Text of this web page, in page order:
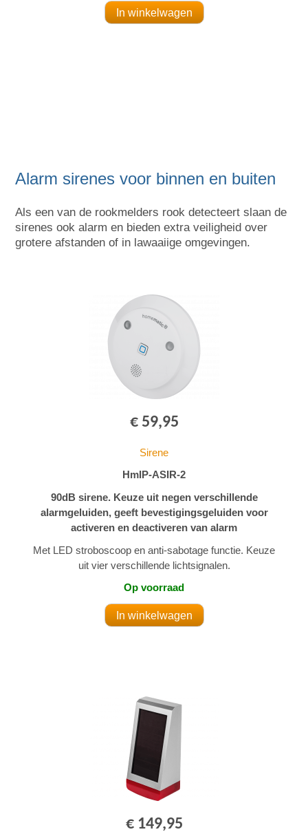
Alarm sirenes voor binnen en buiten
Als een van de rookmelders rook detecteert slaan de
sirenes ook alarm en bieden extra veiligheid over
grotere afstanden of in lawaaiige omgevingen.
€ 59,95
Sirene
HmIP-ASIR-2
90dB sirene. Keuze uit negen verschillende
alarmgeluiden, geeft bevestigingsgeluiden voor
activeren en deactiveren van alarm
Met LED stroboscoop en anti-sabotage functie. Keuze
uit vier verschillende lichtsignalen.
Op voorraad
€ 149,95